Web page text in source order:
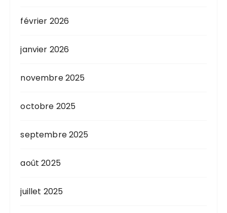
février 2026
janvier 2026
novembre 2025
octobre 2025
septembre 2025
août 2025
juillet 2025